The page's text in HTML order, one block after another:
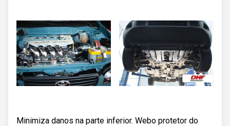
Minimiza danos na parte inferior. Webo protetor do